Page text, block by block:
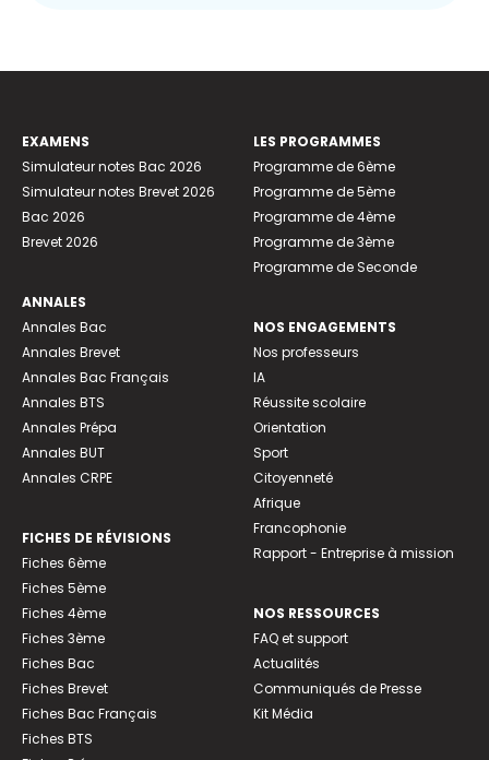
EXAMENS
Simulateur notes Bac 2026
Simulateur notes Brevet 2026
Bac 2026
Brevet 2026
ANNALES
Annales Bac
Annales Brevet
Annales Bac Français
Annales BTS
Annales Prépa
Annales BUT
Annales CRPE
FICHES DE RÉVISIONS
Fiches 6ème
Fiches 5ème
Fiches 4ème
Fiches 3ème
Fiches Bac
Fiches Brevet
Fiches Bac Français
Fiches BTS
LES PROGRAMMES
Programme de 6ème
Programme de 5ème
Programme de 4ème
Programme de 3ème
Programme de Seconde
NOS ENGAGEMENTS
Nos professeurs
IA
Réussite scolaire
Orientation
Sport
Citoyenneté
Afrique
Francophonie
Rapport - Entreprise à mission
NOS RESSOURCES
FAQ et support
Actualités
Communiqués de Presse
Kit Média